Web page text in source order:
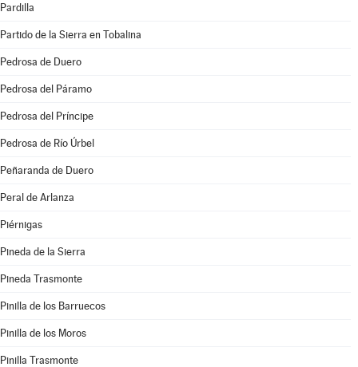
Pardilla
Partido de la Sierra en Tobalina
Pedrosa de Duero
Pedrosa del Páramo
Pedrosa del Príncipe
Pedrosa de Río Úrbel
Peñaranda de Duero
Peral de Arlanza
Piérnigas
Pineda de la Sierra
Pineda Trasmonte
Pinilla de los Barruecos
Pinilla de los Moros
Pinilla Trasmonte